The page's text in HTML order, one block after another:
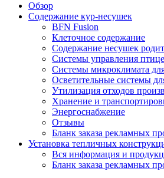
Обзор
Содержание кур-несушек
BFN Fusion
Клеточное содержание
Содержание несушек
Системы управления
Системы микроклимата
Осветительные системы
Утилизация отходов
Хранение и
Энергоснабжение
Отзывы
Бланк заказа рекламных
Установка тепличных
Вся информация и
Бланк заказа рекламных